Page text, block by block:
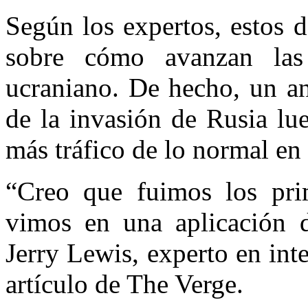
Según los expertos, estos
sobre cómo avanzan
ucraniano. De hecho, un
de la invasión de Rusia
más tráfico de lo normal
“Creo que fuimos los
vimos en una aplicación
Jerry Lewis, experto en
artículo de The Verge.